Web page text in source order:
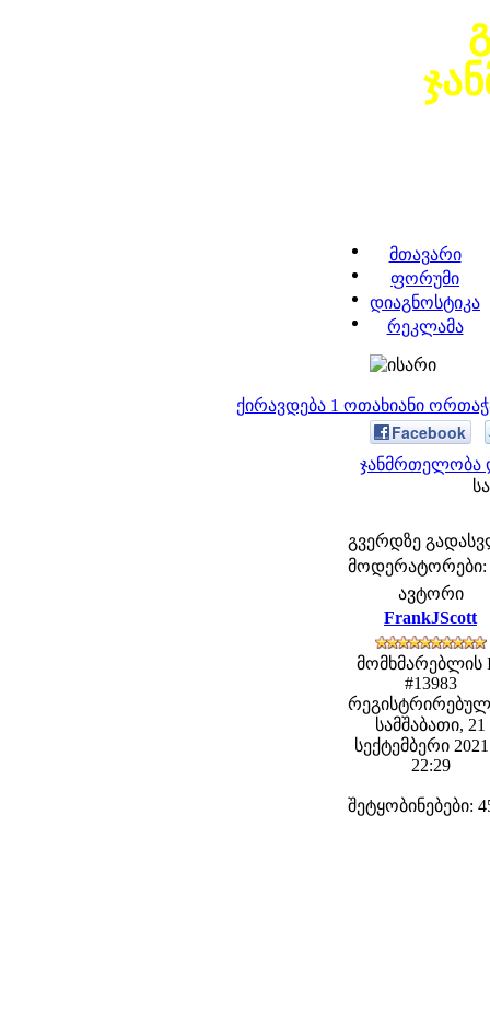
მთავარი
ფორუმი
დიაგნოსტიკა
რეკლამა
ქირავდება 1 ოთახიანი
Facebook
ჯანმრთელობა
გვერდზე
მოდერატორები:
ავტორი
FrankJScott
მომხმარებლის
#13983
სამშაბათი, 21
სექტემბერი
22:29
შეტყობინებები: